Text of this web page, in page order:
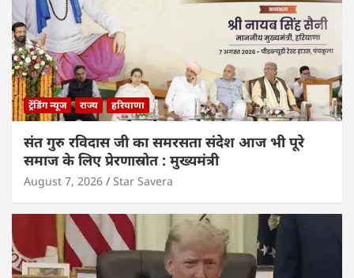
ट्रेंडिंग न्यूज राज्य हरियाणा
संत गुरु रविदास जी का समरसता संदेश आज भी पूरे
समाज के लिए प्रेरणास्रोत : मुख्यमंत्री
August 7, 2026 Star Savera